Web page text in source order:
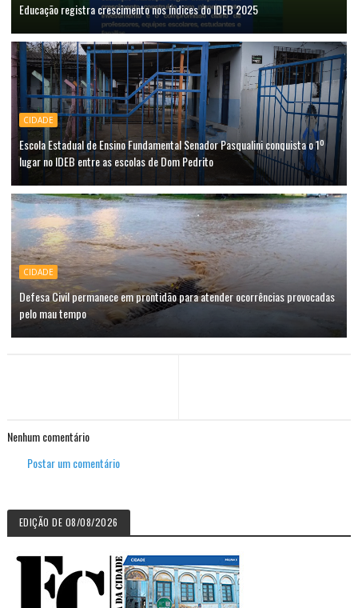
Educação registra crescimento nos índices do IDEB 2025
CIDADE
Escola Estadual de Ensino Fundamental Senador Pasqualini conquista o 1º
lugar no IDEB entre as escolas de Dom Pedrito
CIDADE
Defesa Civil permanece em prontidão para atender ocorrências provocadas
pelo mau tempo
Nenhum comentário
Postar um comentário
EDIÇÃO DE 08/08/2026